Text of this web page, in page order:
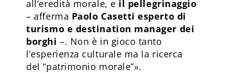
all’eredità morale, e il pellegrinaggio
– afferma Paolo Casetti esperto di
turismo e destination manager dei
borghi –. Non è in gioco tanto
l’esperienza culturale ma la ricerca
del “patrimonio morale”».